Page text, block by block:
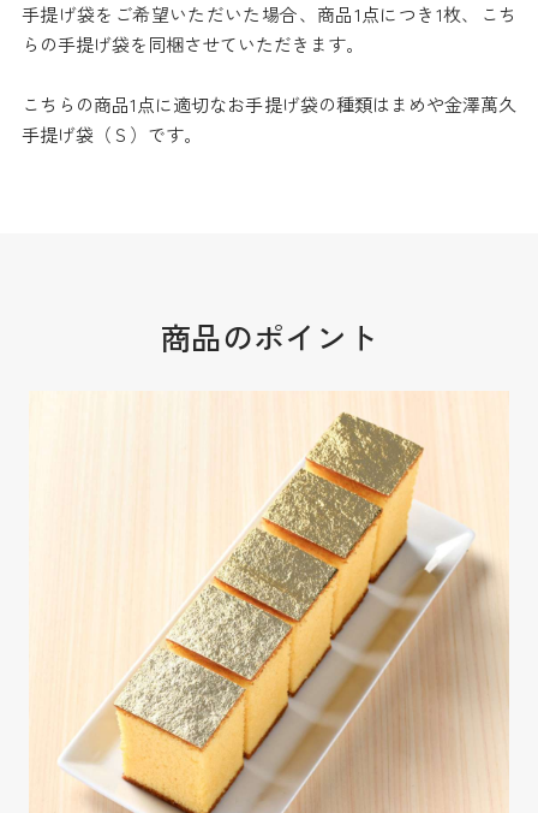
手提げ袋をご希望いただいた場合、商品1点につき1枚、こち
らの手提げ袋を同梱させていただきます。
こちらの商品1点に適切なお手提げ袋の種類はまめや金澤萬久
手提げ袋（Ｓ）です。
商品のポイント